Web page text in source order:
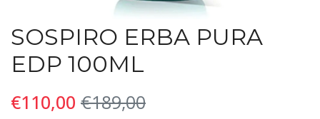
SOSPIRO ERBA PURA
EDP 100ML
€110,00 €189,00